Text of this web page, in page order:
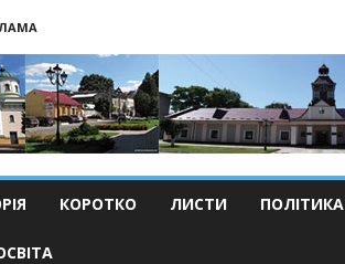
КОРОТКО ЛИСТИ ПОЛІТИКА